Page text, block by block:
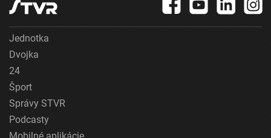
Jednotka
Dvojka
24
Šport
Správy STVR
Podcasty